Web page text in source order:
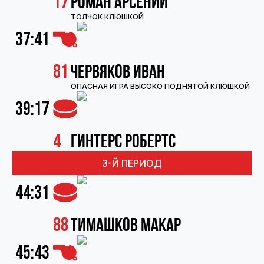
ТОЛЧОК КЛЮШКОЙ
37:41
81Червяков Иван
ОПАСНАЯ ИГРА ВЫСОКО ПОДНЯТОЙ КЛЮШКОЙ
39:17
4 Гинтерс Робертс
3-Й ПЕРИОД
44:31
88Тимашков Макар
45:43